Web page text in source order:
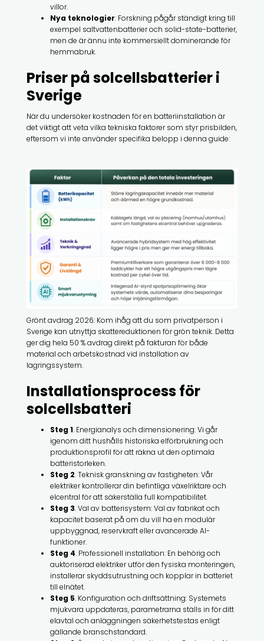
villor.
Nya teknologier: Forskning pågår ständigt kring till
exempel saltvattenbatterier och solid-state-batterier,
men de är ännu inte kommersiellt dominerande för
hemmabruk.
Priser på solcellsbatterier i
Sverige
När du undersöker kostnaden för en batteriinstallation är
det viktigt att veta vilka tekniska faktorer som styr prisbilden,
eftersom vi inte använder specifika belopp i denna guide:
Grönt avdrag 2026: Kom ihåg att du som privatperson i
Sverige kan utnyttja skattereduktionen för grön teknik. Detta
ger dig hela 50 % avdrag direkt på fakturan för både
material och arbetskostnad vid installation av
lagringssystem.
Installationsprocess för
solcellsbatteri
Steg 1. Energianalys och dimensionering: Vi går
igenom ditt hushålls historiska elförbrukning och
produktionsprofil för att räkna ut den optimala
batteristorleken.
Steg 2. Teknisk granskning av fastigheten: Vår
elektriker kontrollerar din befintliga växelriktare och
elcentral för att säkerställa full kompatibilitet.
Steg 3. Val av batterisystem: Val av fabrikat och
kapacitet baserat på om du vill ha en modulär
uppbyggnad, reservkraft eller avancerade AI-
funktioner.
Steg 4. Professionell installation: En behörig och
auktoriserad elektriker utför den fysiska monteringen,
installerar skyddsutrustning och kopplar in batteriet
till elnätet.
Steg 5. Konfiguration och driftsättning: Systemets
mjukvara uppdateras, parametrarna ställs in för ditt
elavtal och anläggningen säkerhetstestas enligt
gällande branschstandard.